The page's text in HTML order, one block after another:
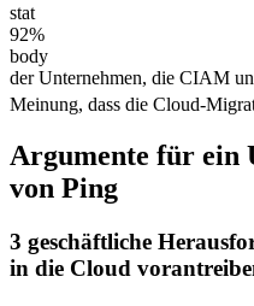
stat
92%
body
der Unternehmen, die CIAM
Meinung, dass die Cloud-
Argumente für ein
von Ping
3 geschäftliche
in die Cloud